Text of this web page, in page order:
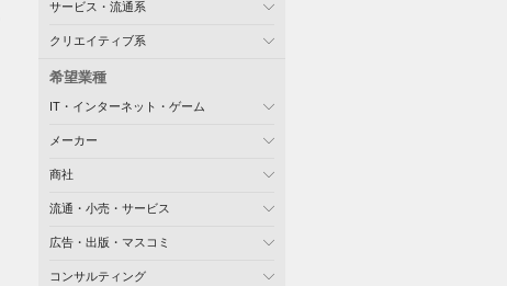
サービス・流通系
クリエイティブ系
希望業種
IT・インターネット・ゲーム
メーカー
商社
流通・小売・サービス
広告・出版・マスコミ
コンサルティング